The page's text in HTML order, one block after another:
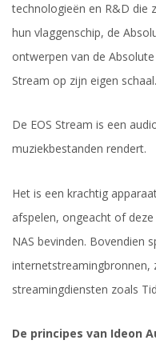
technologieën en R&D die
hun vlaggenschip, de
ontwerpen van de
Stream op zijn eigen schaal.
De EOS Stream is een
muziekbestanden rendert.
Het is een krachtig
afspelen, ongeacht of
NAS bevinden. Bovendien
internetstreamingbronnen,
streamingdiensten zoals
De principes van Ideon